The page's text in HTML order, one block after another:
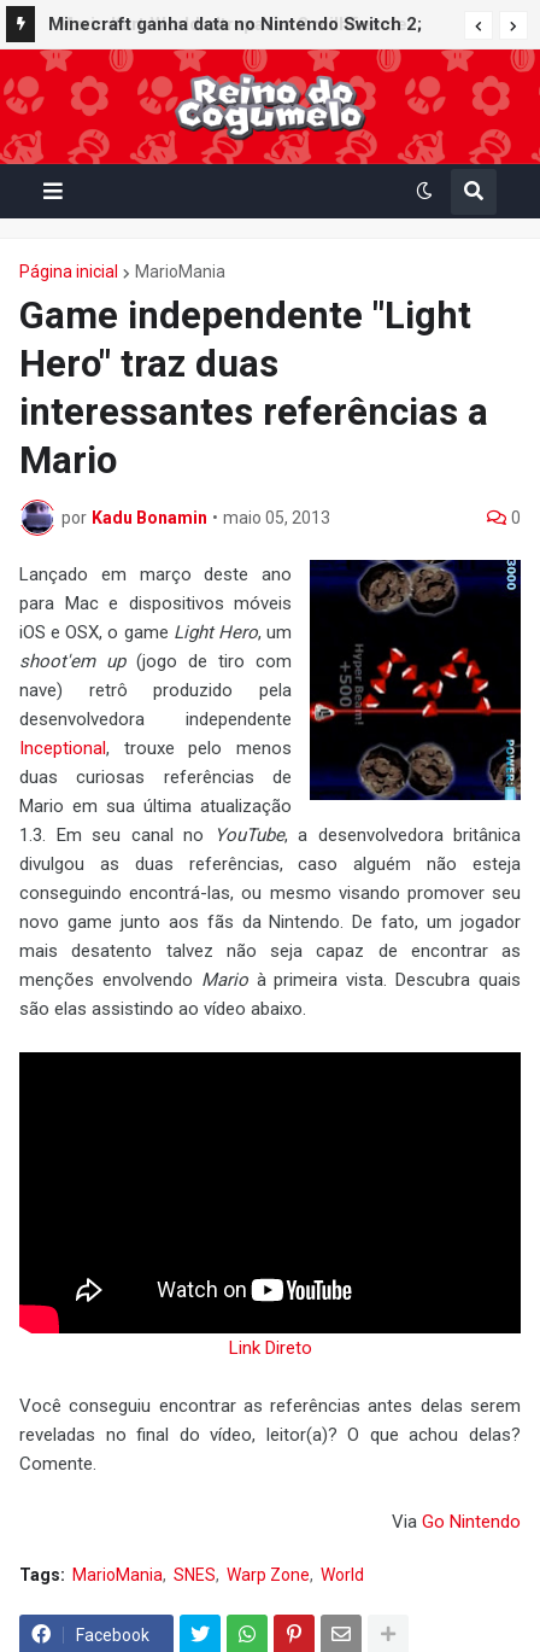
Minecraft ganha data no Nintendo Switch 2;
Super Mario Mash-Up receberá atualização
gráfica exclusiva
Página inicial MarioMania
Game independente "Light
Hero" traz duas
interessantes referências a
Mario
por Kadu Bonamin • maio 05, 2013 0
Lançado em março deste ano
para Mac e dispositivos móveis
iOS e OSX, o game Light Hero, um
shoot'em up(jogo de tiro com
nave) retrô produzido pela
desenvolvedora independente
Inceptional, trouxe pelo menos
duas curiosas referências de
Mario em sua última atualização
1.3. Em seu canal no
YouTube, a desenvolvedora britânica
divulgou as duas referências, caso alguém não esteja
conseguindo encontrá-las, ou mesmo visando promover seu
novo game junto aos fãs da Nintendo. De fato, um jogador
mais desatento talvez não seja capaz de encontrar as
menções envolvendo Marioà primeira vista. Descubra quais
são elas assistindo ao vídeo abaixo.
Link Direto
Você conseguiu encontrar as referências antes delas serem
reveladas no final do vídeo, leitor(a)? O que achou delas?
Comente.
Via Go Nintendo
Tags: MarioMania SNES Warp Zone World
Facebook